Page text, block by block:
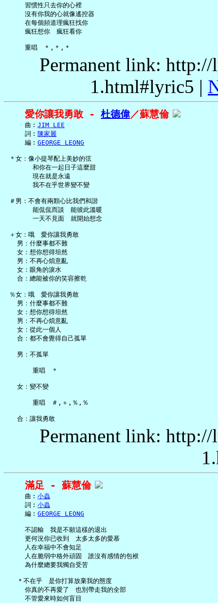
     習慣性只去你的心裡
     沒有你我的心就像遙控器
     在每個頻道理瘋狂找你
     瘋狂想你　瘋狂看你
Permanent link:
1.html#lyric5 |
愛你讓我勇敢 - 杜德偉／蘇慧倫
     曲︰
JIM LEE
     詞︰
陳家麗
     編︰
GEORGE LEONG
＊女：像小提琴配上美妙的弦
       和你在一起日子這麼甜
       現在就是永遠
       我不在乎世界變不變
＃男：不會有兩顆心比我們和諧
       能侃侃而談　能彼此溫暖
       一天不見面　就開始想念
＋女：哦　愛你讓我勇敢
   男：什麼事都不難
   女：想你想得坦然
   男：不再心煩意亂
   女：眼角的淚水
   合：總能被你的笑容擦乾
％女：哦　愛你讓我勇敢
   男：什麼事都不難
   女：想你想得坦然
   男：不再心煩意亂
   女：從此一個人
   合：都不會覺得自己孤單
   男：不孤單
       重唱　＊
   女：變不變
       重唱　＃,＋,％,％
Permanent link:
滿足 - 蘇慧倫
     曲︰
小蟲
     詞︰
小蟲
     編︰
GEORGE LEONG
     不認輸　我是不願這樣的退出
     更何況你已收到　太多太多的愛慕
     人在幸福中不會知足
     人在脆弱中格外頑固　誰沒有感情的包袱
     為什麼總要我獨自受苦
   ＊不在乎　是你打算放棄我的態度
     你真的不再愛了　也別帶走我的全部
     不管愛來時如何盲目